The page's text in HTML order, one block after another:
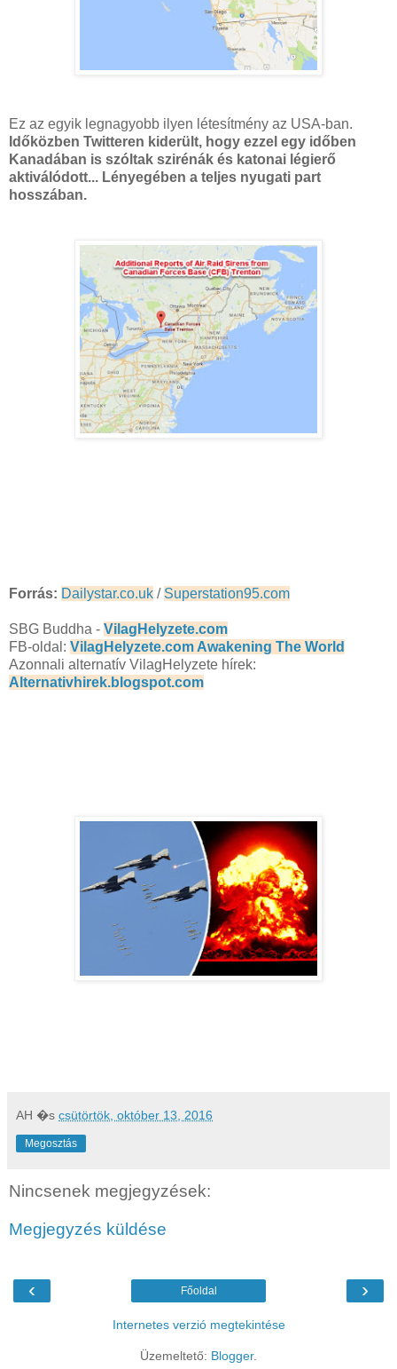
Ez az egyik legnagyobb ilyen létesítmény az USA-ban.
Időközben Twitteren kiderült, hogy ezzel egy időben
Kanadában is szóltak szirénák és katonai légierő
aktiválódott... Lényegében a teljes nyugati part
hosszában.
Forrás: Dailystar.co.uk / Superstation95.com
SBG Buddha - VilagHelyzete.com
FB-oldal: VilagHelyzete.com Awakening The World
Azonnali alternatív VilagHelyzete hírek:
Alternativhirek.blogspot.com
AH �s csütörtök, október 13, 2016
Megosztás
Nincsenek megjegyzések:
Megjegyzés küldése
‹ ›
Főoldal
Internetes verzió megtekintése
Üzemeltető: Blogger.